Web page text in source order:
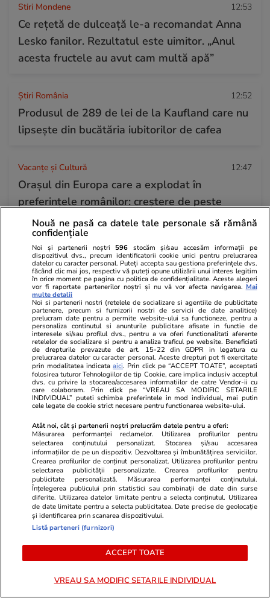
Stiri Mondene 12:53
Ce rețetă de dulceață le-a recomandat Anna
Lesko fanilor. Rezultatul este uimitor. „Anul
acesta fructele au avut cam multă apă”
Știri România 12:52
Produsul de 289 de lei de la Kaufland care nu
lipsește din bucătăria iubitorilor de cafea
Vacanțe și Cultură 12:47
Orașul din Europa care a explodat în
preferințele românilor: creștere de peste
700% a rezervărilor și zboruri la jumătate de
preț
Citește mai multe
TRENDING
Știri România 07:15
29 iulie, Ziua Imnului Național al României. Cui
aparțin versurile și cine a compus muzica
Amendă 2.000 de euro și suspendarea
permisului auto pe loc, timp de un an: cu ce
viteză este interzis să circuli pe autostrăzile din
Grecia
Politică
Rareș Bogdan, despre mutările lui Ilie Bolojan:
deciziile lui sunt pregătite, din umbră, de doi
Nouă ne pasă ca datele tale personale să rămână
confidențiale
Noi și partenerii noștri 596 stocăm și/sau accesăm informații pe
dispozitivul dvs., precum identificatorii cookie unici pentru prelucrarea
datelor cu caracter personal. Puteți accepta sau gestiona preferințele dvs.
făcând clic mai jos, respectiv vă puteți opune utilizării unui interes legitim
în orice moment pe pagina cu politica de confidențialitate. Aceste alegeri
vor fi raportate partenerilor noștri și nu vă vor afecta navigarea. Mai
multe detalii
Noi si partenerii nostri (retelele de socializare si agentiile de publicitate
partenere, precum si furnizorii nostri de servicii de date analitice)
prelucram date pentru a permite website-ului sa functioneze, pentru a
personaliza continutul si anunturile publicitare afisate in functie de
interesele si/sau profilul dvs., pentru a va oferi functionalitati aferente
retelelor de socializare si pentru a analiza traficul pe website. Beneficiati
de drepturile prevazute de art. 15-22 din GDPR in legatura cu
prelucrarea datelor cu caracter personal. Aceste drepturi pot fi exercitate
prin modalitatea indicataaici. Prin click pe “ACCEPT TOATE”, acceptati
folosirea tuturor Tehnologiilor de tip Cookie, care implica inclusiv acceptul
dvs. cu privire la stocarea/accesarea informatiilor de catre Vendor-ii cu
care colaboram. Prin click pe “VREAU SA MODIFIC SETARILE
INDIVIDUAL” puteti schimba preferintele in mod individual, mai putin
cele legate de cookie strict necesare pentru functionarea website-ului.
Atât noi, cât și partenerii noștri prelucrăm datele pentru a oferi:
Măsurarea performanței reclamelor. Utilizarea profilurilor pentru
selectarea conținutului personalizat. Stocarea și/sau accesarea
informațiilor de pe un dispozitiv. Dezvoltarea și îmbunătățirea serviciilor.
Crearea profilurilor de conținut personalizat. Utilizarea profilurilor pentru
selectarea publicității personalizate. Crearea profilurilor pentru
publicitate personalizată. Măsurarea performanței conținutului.
Înțelegerea publicului prin statistici sau combinații de date din surse
diferite. Utilizarea datelor limitate pentru a selecta conținutul. Utilizarea
de date limitate pentru a selecta publicitatea. Date precise de geolocație
și identificarea prin scanarea dispozitivului.
Listă parteneri (furnizori)
ACCEPT TOATE
VREAU SA MODIFIC SETARILE INDIVIDUAL